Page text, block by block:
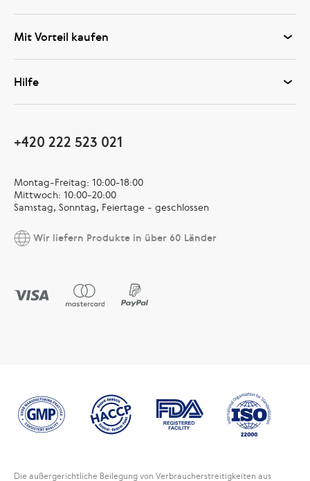
Mit Vorteil kaufen
Hilfe
+420 222 523 021
Montag-Freitag: 10:00-18:00
Mittwoch: 10:00-20:00
Samstag, Sonntag, Feiertage - geschlossen
Wir liefern Produkte in über 60 Länder
Die außergerichtliche Beilegung von Verbraucherstreitigkeiten aus